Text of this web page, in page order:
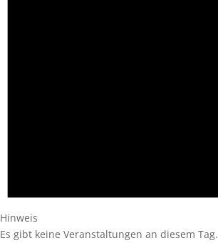
Hinweis
Es gibt keine Veranstaltungen an diesem Tag.